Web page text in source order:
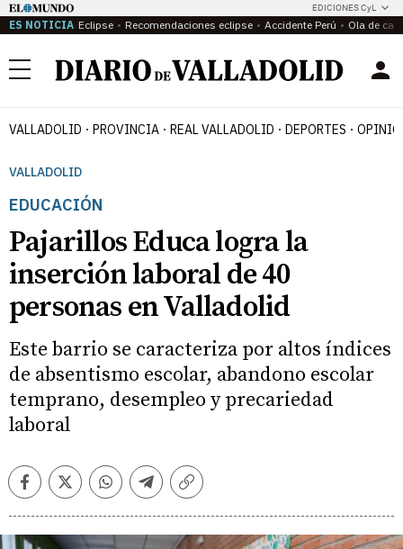
EDICIONES CyL
ES NOTICIA Eclipse Recomendaciones eclipse Accidente Perú Ola de
Menú
VALLADOLID PROVINCIA REAL VALLADOLID DEPORTES
VALLADOLID
EDUCACIÓN
Pajarillos Educa logra la
inserción laboral de 40
personas en Valladolid
Este barrio se caracteriza por altos índices
de absentismo escolar, abandono escolar
temprano, desempleo y precariedad
laboral
FacebookTwitterWhatsappTelegramCopiar